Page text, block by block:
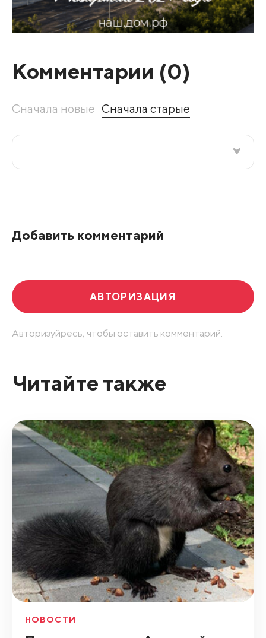
Комментарии (0)
Сначала новые Сначала старые
Добавить комментарий
АВТОРИЗАЦИЯ
Авторизуйресь, чтобы оставить комментарий.
Читайте также
НОВОСТИ